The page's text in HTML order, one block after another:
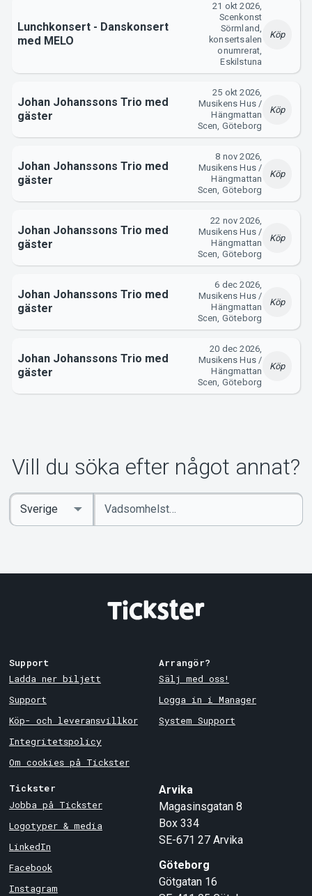
Lunchkonsert - Danskonsert
med MELO
21 okt 2026,
Scenkonst
Sörmland,
konsertsalen
onumrerat,
Eskilstuna
Köp
Johan Johanssons Trio med
gäster
25 okt 2026,
Musikens Hus /
Hängmattan
Scen, Göteborg
Köp
Johan Johanssons Trio med
gäster
8 nov 2026,
Musikens Hus /
Hängmattan
Scen, Göteborg
Köp
Johan Johanssons Trio med
gäster
22 nov 2026,
Musikens Hus /
Hängmattan
Scen, Göteborg
Köp
Johan Johanssons Trio med
gäster
6 dec 2026,
Musikens Hus /
Hängmattan
Scen, Göteborg
Köp
Johan Johanssons Trio med
gäster
20 dec 2026,
Musikens Hus /
Hängmattan
Scen, Göteborg
Köp
Vill du söka efter något annat?
Ange
sökord
Select
Country
Support
Ladda ner biljett
Support
Köp- och leveransvillkor
Integritetspolicy
Om cookies på Tickster
Arrangör?
Sälj med oss!
Logga in i Manager
System Support
Tickster
Jobba på Tickster
Logotyper & media
LinkedIn
Facebook
Instagram
Arvika
Magasinsgatan 8
Box 334
SE-671 27 Arvika
Göteborg
Götgatan 16